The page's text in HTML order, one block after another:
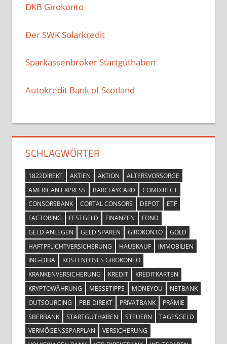
DKB Girokonto
Der SWK Solarkredit
Sparkassenbroker Startguthaben
Autokredit Bank of Scotland
SCHLAGWÖRTER
1822DIREKT AKTIEN AKTION
ALTERSVORSORGE
AMERICAN EXPRESS
BARCLAYCARD
COMDIRECT
CONSORSBANK
CORTAL CONSORS DEPOT
ETF
FACTORING
FESTGELD FINANZEN
FOND
GELD ANLEGEN
GELD SPAREN GIROKONTO
GOLD
HAFTPFLICHTVERSICHERUNG
HAUSKAUF
IMMOBILIEN
ING-DIBA
KOSTENLOSES GIROKONTO
KRANKENVERSICHERUNG
KREDIT
KREDITKARTEN
KRYPTOWÄHRUNG
MESSETIPPS MONEYOU
NETBANK
OUTSOURCING
PBB DIREKT PRIVATBANK
PRÄMIE
SBERBANK
STARTGUTHABEN STEUERN
TAGESGELD
VERMÖGENSSPARPLAN
VERSICHERUNG